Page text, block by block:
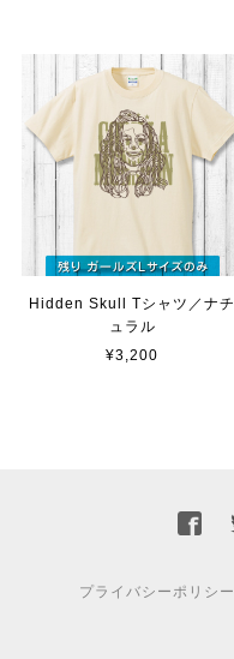
Hidden Skull Tシャツ／ナチ
ュラル
¥3,200
プライバシーポリシー